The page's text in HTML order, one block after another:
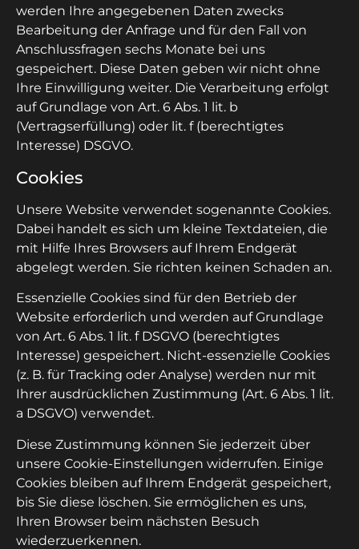
werden Ihre angegebenen Daten zwecks
Bearbeitung der Anfrage und für den Fall von
Anschlussfragen sechs Monate bei uns
gespeichert. Diese Daten geben wir nicht ohne
Ihre Einwilligung weiter. Die Verarbeitung erfolgt
auf Grundlage von Art. 6 Abs. 1 lit. b
(Vertragserfüllung) oder lit. f (berechtigtes
Interesse) DSGVO.
Cookies
Unsere Website verwendet sogenannte Cookies.
Dabei handelt es sich um kleine Textdateien, die
mit Hilfe Ihres Browsers auf Ihrem Endgerät
abgelegt werden. Sie richten keinen Schaden an.
Essenzielle Cookies sind für den Betrieb der
Website erforderlich und werden auf Grundlage
von Art. 6 Abs. 1 lit. f DSGVO (berechtigtes
Interesse) gespeichert. Nicht-essenzielle Cookies
(z. B. für Tracking oder Analyse) werden nur mit
Ihrer ausdrücklichen Zustimmung (Art. 6 Abs. 1 lit.
a DSGVO) verwendet.
Diese Zustimmung können Sie jederzeit über
unsere Cookie-Einstellungen widerrufen. Einige
Cookies bleiben auf Ihrem Endgerät gespeichert,
bis Sie diese löschen. Sie ermöglichen es uns,
Ihren Browser beim nächsten Besuch
wiederzuerkennen.